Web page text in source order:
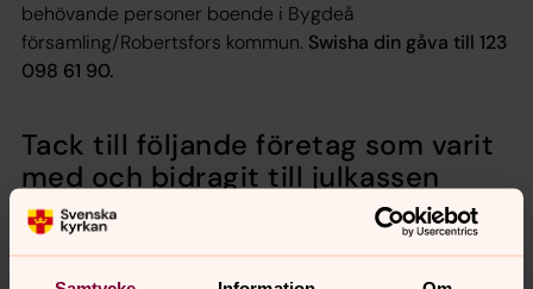
behövande personer boende i Bygdeå
församling/Robertsfors kommun. Swisha din gåva till 123
098 61 90.
Tack till följande företag som varit
med och bidragit till julkassen
2025
Techsam